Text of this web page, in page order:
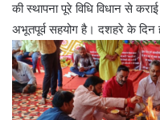
की स्थापना पूरे विधि विधान से
अभूतपूर्व सहयोग है। दशहरे के दिन